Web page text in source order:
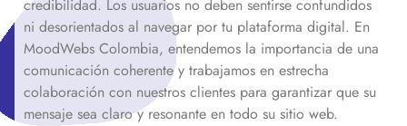
credibilidad. Los usuarios no deben sentirse confundidos
ni desorientados al navegar por tu plataforma digital. En
MoodWebs Colombia, entendemos la importancia de una
comunicación coherente y trabajamos en estrecha
colaboración con nuestros clientes para garantizar que su
mensaje sea claro y resonante en todo su sitio web.